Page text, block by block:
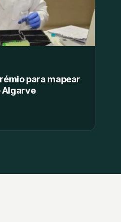
para mapear
Algarve